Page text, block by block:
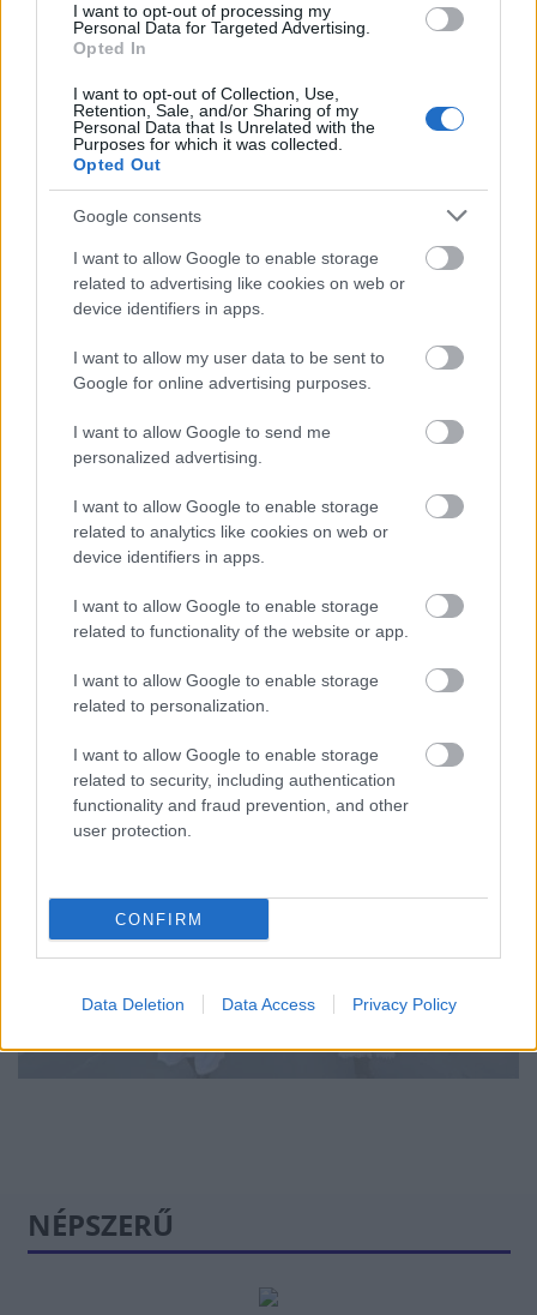
I want to opt-out of processing my
Personal Data for Targeted Advertising.
Opted In
I want to opt-out of Collection, Use,
Retention, Sale, and/or Sharing of my
Personal Data that Is Unrelated with the
Purposes for which it was collected.
Opted Out
Google consents
I want to allow Google to enable storage
related to advertising like cookies on web or
device identifiers in apps.
I want to allow my user data to be sent to
Google for online advertising purposes.
I want to allow Google to send me
personalized advertising.
I want to allow Google to enable storage
related to analytics like cookies on web or
device identifiers in apps.
I want to allow Google to enable storage
related to functionality of the website or app.
I want to allow Google to enable storage
related to personalization.
I want to allow Google to enable storage
related to security, including authentication
functionality and fraud prevention, and other
user protection.
CONFIRM
Data Deletion Data Access Privacy Policy
HÍREK 2026. júl. 20.
Mi lett Alain Delon vagyonával? Adóhatósági
csavar a sztoriban
HÍREK 2026. júl. 19.
Gáza déli részén
indították el a vizet,
hogy menjenek el
északról a
palesztinok
Balatonfüreden, 50
felvonult
NÉPSZERŰ